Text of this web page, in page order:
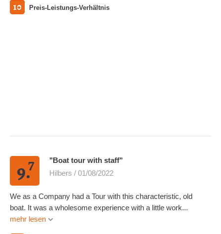
10 Preis-Leistungs-Verhältnis
9.7
"Boat tour with staff"
Hilbers / 01/08/2022
We as a Company had a Tour with this characteristic, old
boat. It was a wholesome experience with a little work...
mehr lesen